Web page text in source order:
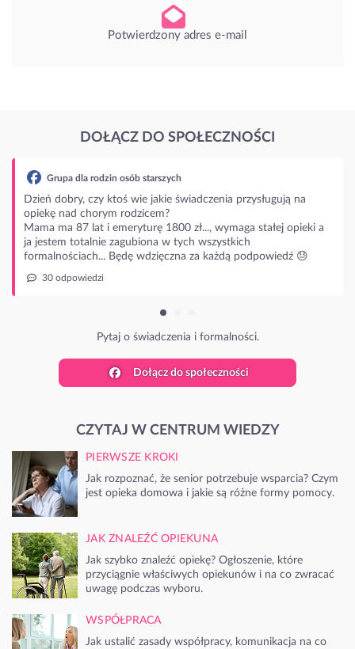
Potwierdzony adres e-mail
DOŁĄCZ DO SPOŁECZNOŚCI
a
Dołącz do społeczności
CZYTAJ W CENTRUM WIEDZY
PIERWSZE KROKI
Jak rozpoznać, że senior potrzebuje wsparcia? Czym
jest opieka domowa i jakie są różne formy pomocy.
JAK ZNALEŹĆ OPIEKUNA
Jak szybko znaleźć opiekę? Ogłoszenie, które
przyciągnie właściwych opiekunów i na co zwracać
uwagę podczas wyboru.
WSPÓŁPRACA
Jak ustalić zasady współpracy, komunikacja na co